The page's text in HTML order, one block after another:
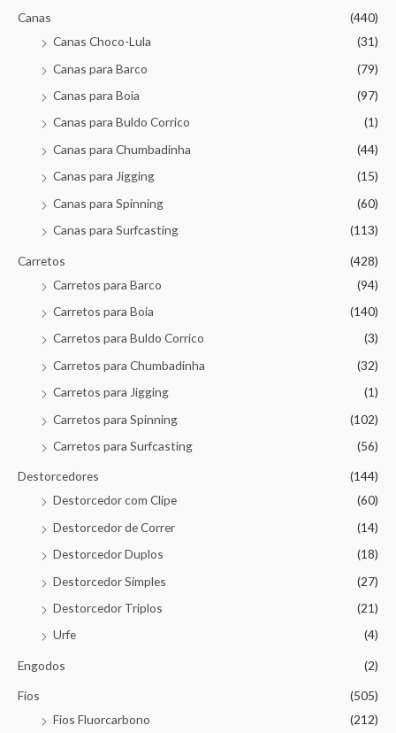
Canas
(440)
Canas Choco-Lula
(31)
Canas para Barco
(79)
Canas para Boia
(97)
Canas para Buldo Corrico
(1)
Canas para Chumbadinha
(44)
Canas para Jigging
(15)
Canas para Spinning
(60)
Canas para Surfcasting
(113)
Carretos
(428)
Carretos para Barco
(94)
Carretos para Boia
(140)
Carretos para Buldo Corrico
(3)
Carretos para Chumbadinha
(32)
Carretos para Jigging
(1)
Carretos para Spinning
(102)
Carretos para Surfcasting
(56)
Destorcedores
(144)
Destorcedor com Clipe
(60)
Destorcedor de Correr
(14)
Destorcedor Duplos
(18)
Destorcedor Simples
(27)
Destorcedor Triplos
(21)
Urfe
(4)
Engodos (2)
Fios
(505)
Fios Fluorcarbono
(212)